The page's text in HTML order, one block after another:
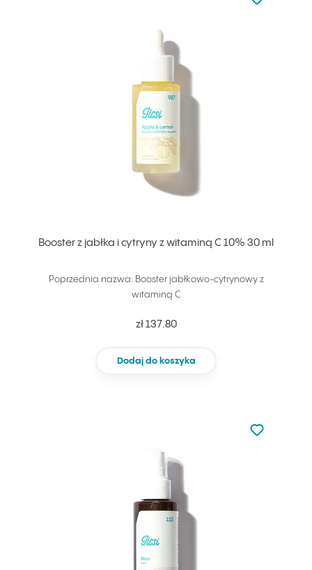
Booster z jabłka i cytryny z witaminą C 10% 30 ml
Poprzednia nazwa: Booster jabłkowo-cytrynowy z
witaminą C
zł 137.80
Dodaj do koszyka
Dodaj do
Nie dodano
Dodaj do